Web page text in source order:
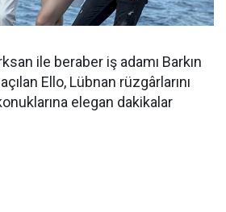
ile beraber iş adamı Barkın
Ello, Lübnan rüzgârlarını
elegan dakikalar